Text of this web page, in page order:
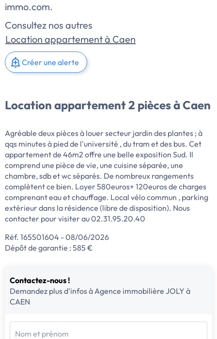
immo.com.
Consultez nos autres
Location appartement à Caen
Créer une alerte
Location appartement 2 pièces à Caen
Agréable deux pièces à louer secteur jardin des plantes ; à
qqs minutes à pied de l'université , du tram et des bus. Cet
appartement de 46m2 offre une belle exposition Sud. Il
comprend une pièce de vie, une cuisine séparée, une
chambre, sdb et wc séparés. De nombreux rangements
complètent ce bien. Loyer 580euros+ 120euros de charges
comprenant eau et chauffage. Local vélo commun , parking
extérieur dans la résidence (libre de disposition). Nous
contacter pour visiter au 02.31.95.20.40
Réf. 165501604 - 08/06/2026
Dépôt de garantie : 585 €
Contactez-nous !
Demandez plus d'infos à Agence immobilière JOLY à
CAEN
Nom et prénom